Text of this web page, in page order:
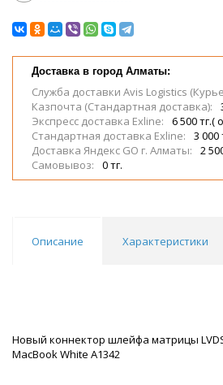
Доставка в город Алматы:
Служба доставки Avis Logistics
Казпочта (Стандартная доставка):
Экспресс доставка Exline:
6 500 тг.(
Стандартная доставка Exline:
3 000
Доставка Яндекс GO г. Алматы:
2
Самовывоз:
0 тг.
Описание Характеристики
Новый коннектор шлейфа матрицы
MacBook White A1342